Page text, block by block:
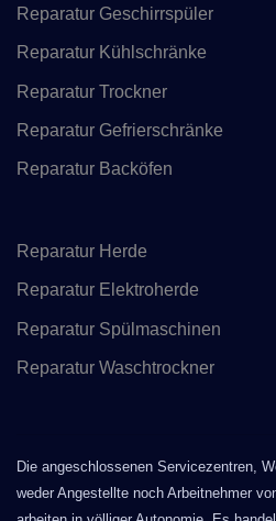
Reparatur Geschirrspüler
Reparatur Kühlschränke
Reparatur Trockner
Reparatur Gefrierschränke
Reparatur Backöfen
Reparatur Herde
Reparatur Elektroherde
Reparatur Spülmaschinen
Reparatur Waschtrockner
Die angeschlossenen Servicezentren,
weder Angestellte noch Arbeitnehmer